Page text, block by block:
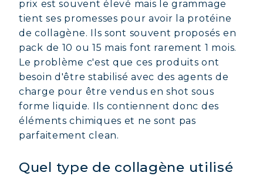
prix est souvent élevé mais le grammage
tient ses promesses pour avoir la protéine
de collagène. Ils sont souvent proposés en
pack de 10 ou 15 mais font rarement 1 mois.
Le problème c'est que ces produits ont
besoin d'être stabilisé avec des agents de
charge pour être vendus en shot sous
forme liquide. Ils contiennent donc des
éléments chimiques et ne sont pas
parfaitement clean.
Quel type de collagène utilisé